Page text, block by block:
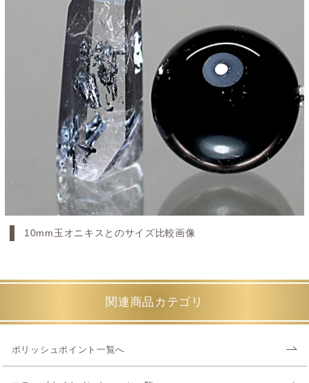
10mm玉オニキスとのサイズ比較画像
関連商品カテゴリ
ポリッシュポイント一覧へ